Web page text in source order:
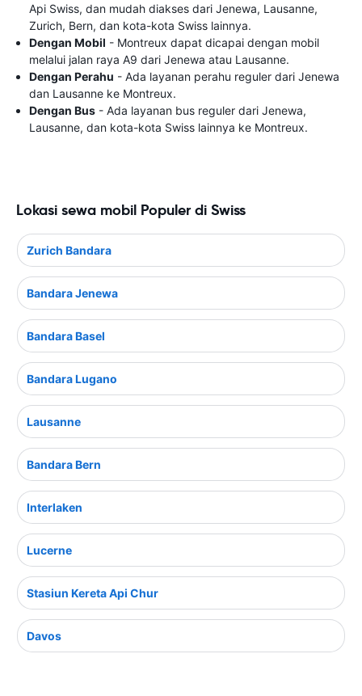
Api Swiss, dan mudah diakses dari Jenewa, Lausanne,
Zurich, Bern, dan kota-kota Swiss lainnya.
Dengan Mobil - Montreux dapat dicapai dengan mobil
melalui jalan raya A9 dari Jenewa atau Lausanne.
Dengan Perahu - Ada layanan perahu reguler dari Jenewa
dan Lausanne ke Montreux.
Dengan Bus - Ada layanan bus reguler dari Jenewa,
Lausanne, dan kota-kota Swiss lainnya ke Montreux.
Lokasi sewa mobil Populer di Swiss
Zurich Bandara
Bandara Jenewa
Bandara Basel
Bandara Lugano
Lausanne
Bandara Bern
Interlaken
Lucerne
Stasiun Kereta Api Chur
Davos